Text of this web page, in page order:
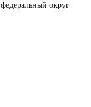
округ